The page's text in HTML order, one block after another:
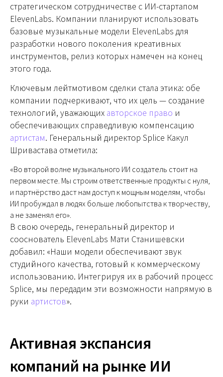
стратегическом сотрудничестве с ИИ-стартапом
ElevenLabs. Компании планируют использовать
базовые музыкальные модели ElevenLabs для
разработки нового поколения креативных
инструментов, релиз которых намечен на конец
этого года.
Ключевым лейтмотивом сделки стала этика: обе
компании подчеркивают, что их цель — создание
технологий, уважающих авторское право и
обеспечивающих справедливую компенсацию
артистам. Генеральный директор Splice Какул
Шривастава отметила:
«Во второй волне музыкального ИИ создатель стоит на
первом месте. Мы строим ответственные продукты с нуля,
и партнёрство даст нам доступ к мощным моделям, чтобы
ИИ пробуждал в людях больше любопытства к творчеству,
а не заменял его».
В свою очередь, генеральный директор и
сооснователь ElevenLabs Мати Станишевски
добавил: «Наши модели обеспечивают звук
студийного качества, готовый к коммерческому
использованию. Интегрируя их в рабочий процесс
Splice, мы передадим эти возможности напрямую в
руки артистов».
Активная экспансия
компаний на рынке ИИ